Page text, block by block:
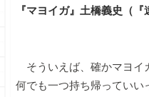
『マヨイガ』土橋義史（『
そういえば、確かマヨイ
何でも一つ持ち帰っていい